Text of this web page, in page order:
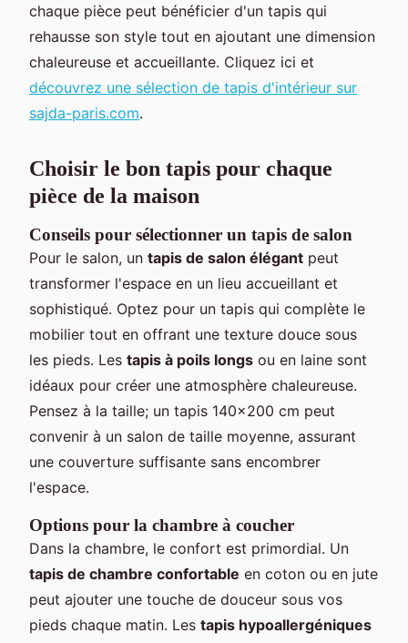
chaque pièce peut bénéficier d'un tapis qui
rehausse son style tout en ajoutant une dimension
chaleureuse et accueillante. Cliquez ici et
découvrez une sélection de tapis d'intérieur sur
sajda-paris.com.
Choisir le bon tapis pour chaque
pièce de la maison
Conseils pour sélectionner un tapis de salon
Pour le salon, un tapis de salon élégant peut
transformer l'espace en un lieu accueillant et
sophistiqué. Optez pour un tapis qui complète le
mobilier tout en offrant une texture douce sous
les pieds. Les tapis à poils longs ou en laine sont
idéaux pour créer une atmosphère chaleureuse.
Pensez à la taille; un tapis 140x200 cm peut
convenir à un salon de taille moyenne, assurant
une couverture suffisante sans encombrer
l'espace.
Options pour la chambre à coucher
Dans la chambre, le confort est primordial. Un
tapis de chambre confortable en coton ou en jute
peut ajouter une touche de douceur sous vos
pieds chaque matin. Les tapis hypoallergéniques